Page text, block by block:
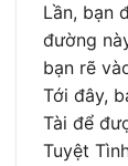
Lần, bạn
đường
bạn rẽ
Tới đây,
Tài để
Tuyệt